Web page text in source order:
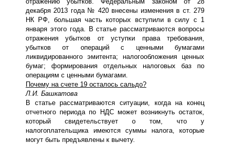
декабря 2013 года № 420 внесены изменения в ст. 279
НК РФ, большая часть которых вступили в силу с 1
января этого года. В статье рассматриваются вопросы
отражения убытков от уступки права требования,
убытков от операций с ценными бумагами
ликвидированного эмитента; налогообложения ценных
бумаг; формирования отдельных налоговых баз по
операциям с ценными бумагами.
Почему на счете 19 осталось сальдо?
Л.И. Башкатова
В статье рассматриваются ситуации, когда на конец
отчетного периода по НДС может возникнуть остаток,
который свидетельствует о том, что у
налогоплательщика имеются суммы налога, которые
могут быть предъявлены к вычету.